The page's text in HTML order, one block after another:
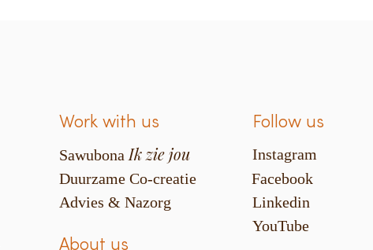
Work with us
Sawubona Ik zie jou
Duurzame Co-creatie
Advies & Nazorg
About us
Follow us
Instagram
Facebook
Linkedin
YouTube